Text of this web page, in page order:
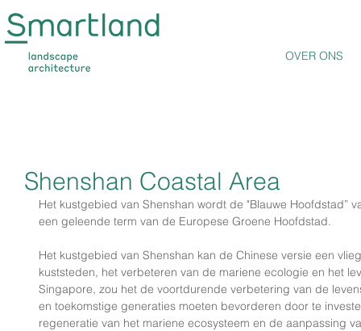
OVER ONS
Shenshan Coastal Area
Het kustgebied van Shenshan wordt de "Blauwe Hoofdstad”
een geleende term van de Europese Groene Hoofdstad.
Het kustgebied van Shenshan kan de Chinese versie een
kuststeden, het verbeteren van de mariene ecologie en het
Singapore, zou het de voortdurende verbetering van de
en toekomstige generaties moeten bevorderen door te
regeneratie van het mariene ecosysteem en de aanpassing